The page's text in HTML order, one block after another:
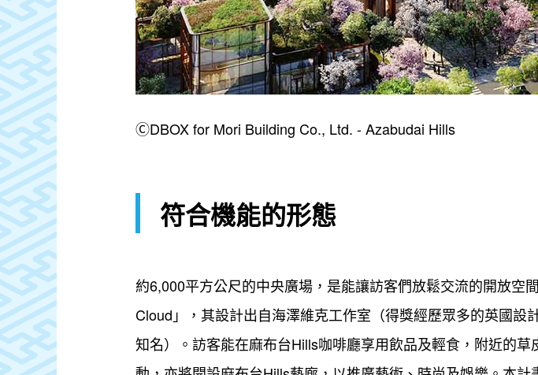
ⒸDBOX for Mori Building Co., Ltd. - Azabudai Hills
符合機能的形態
約6,000平方公尺的中央廣場，是能讓訪客們放鬆交流的開放
Cloud」，其設計出自海澤維克工作室（得獎經歷眾多的英國
知名）。訪客能在麻布台Hills咖啡廳享用飲品及輕食，附近的